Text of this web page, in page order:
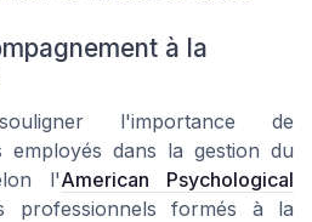
à la
l'importance de
employés dans la gestion du
l'American Psychological
professionnels formés à la